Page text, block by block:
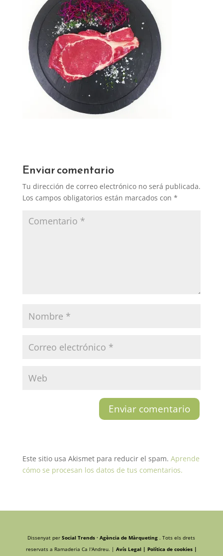
Enviar comentario
Tu dirección de correo electrónico no será publicada.
Los campos obligatorios están marcados con *
Este sitio usa Akismet para reducir el spam. Aprende
cómo se procesan los datos de tus comentarios.
Dissenyat perSocial Trends · Agència de Màrqueting . Tots els drets
reservats a Ramaderia Ca l'Andreu. | Avís Legal | Política de cookies |